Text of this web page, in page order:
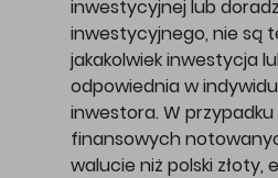
inwestycyjnej lub
inwestycyjnego, nie są
jakakolwiek inwestycja
odpowiednia w
inwestora. W
finansowych
walucie niż polski złoty,